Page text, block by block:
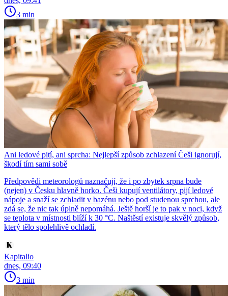
3 min
Ani ledové pití, ani sprcha: Nejlepší způsob zchlazení Češi ignorují,
škodí tím sami sobě
Předpovědi meteorologů naznačují, že i po zbytek srpna bude
(nejen) v Česku hlavně horko. Češi kupují ventilátory, pijí ledové
nápoje a snaží se zchladit v bazénu nebo pod studenou sprchou, ale
zdá se, že nic tak úplně nepomáhá. Ještě horší je to pak v noci, když
se teplota v místnosti blíží k 30 °C. Naštěstí existuje skvělý způsob,
který tělo spolehlivě ochladí.
Kapitalio
dnes, 09:40
3 min